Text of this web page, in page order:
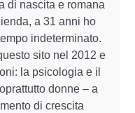
di nascita e romana
a 31 anni ho
indeterminato.
sito nel 2012 e
la psicologia e il
donne – a
di crescita